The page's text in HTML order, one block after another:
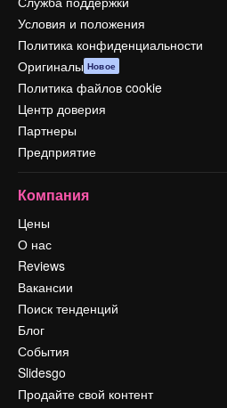
Условия и положения
Политика конфиденциальности
Оригиналы Новое
Политика файлов cookie
Центр доверия
Партнеры
Предприятие
Компания
Цены
О нас
Reviews
Вакансии
Поиск тенденций
Блог
События
Slidesgo
Продайте свой контент